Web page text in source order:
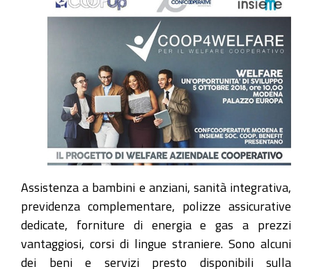
Assistenza a bambini e anziani, sanità integrativa,
previdenza complementare, polizze assicurative
dedicate, forniture di energia e gas a prezzi
vantaggiosi, corsi di lingue straniere. Sono alcuni
dei beni e servizi presto disponibili sulla